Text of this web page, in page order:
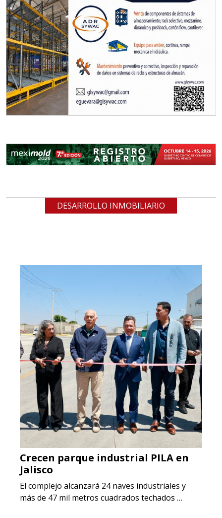
DESARROLLO INMOBILIARIO
Crecen parque industrial PILA en
Jalisco
El complejo alcanzará 24 naves industriales y
más de 47 mil metros cuadrados techados …